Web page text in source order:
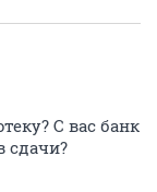
С вас банк
сдачи?